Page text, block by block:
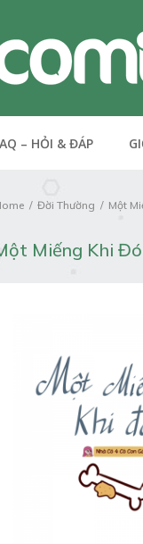
– HỎI & ĐÁP
Đời Thường Một
Miếng Khi